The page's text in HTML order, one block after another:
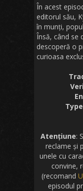
În acest
editorul său,
în munți,
Însă, când se
descoperă o
curioasa
Atențiune:
reclame și
unele cu
convine,
(recomand
episodul